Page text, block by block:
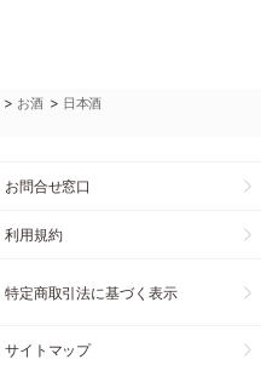
> お酒 > 日本酒
お問合せ窓口
利用規約
特定商取引法に基づく表示
サイトマップ